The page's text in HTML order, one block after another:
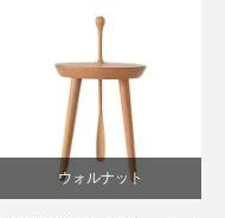
ダイニング
ボーエ・モーエンセン
ウォルナット